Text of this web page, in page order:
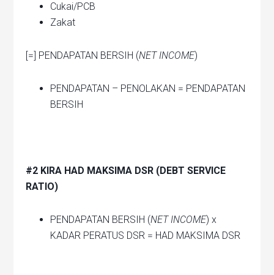
Cukai/PCB
Zakat
[=] PENDAPATAN BERSIH (NET INCOME)
PENDAPATAN – PENOLAKAN = PENDAPATAN
BERSIH
#2 KIRA HAD MAKSIMA DSR (DEBT SERVICE
RATIO)
PENDAPATAN BERSIH (NET INCOME) x
KADAR PERATUS DSR = HAD MAKSIMA DSR